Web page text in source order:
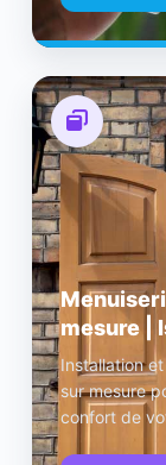
mesure |
Installation
sur mesure
confort de